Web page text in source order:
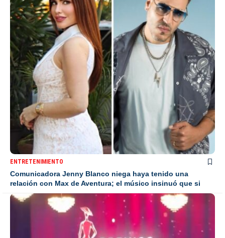
ENTRETENIMIENTO
Comunicadora Jenny Blanco niega haya tenido una
relación con Max de Aventura; el músico insinuó que si